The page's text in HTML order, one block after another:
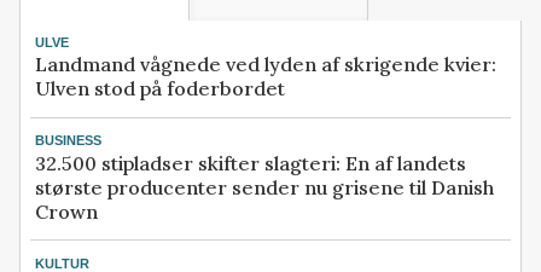
ULVE
Landmand vågnede ved lyden af skrigende kvier:
Ulven stod på foderbordet
BUSINESS
32.500 stipladser skifter slagteri: En af landets
største producenter sender nu grisene til Danish
Crown
KULTUR